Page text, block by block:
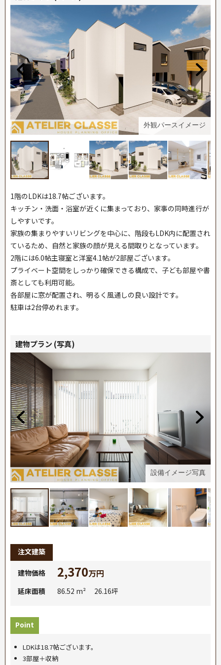
外観パースイメージ
1階のLDKは18.7帖ございます。
キッチン・洗面・浴室が近くに集まっており、家事の同時進行が
しやすいです。
家族の集まりやすいリビングを中心に、階段もLDK内に配置され
ているため、自然と家族の顔が見える間取りとなっています。
2階には6.0帖主寝室と洋室4.1帖が2部屋ございます。
プライベート空間をしっかり確保できる構成で、子ども部屋や書
斎としても利用可能。
各部屋に窓が配置され、明るく風通しの良い設計です。
駐車は2台停めれます。
建物プラン (写真)
設備イメージ写真
注文建築
建物価格 2,370万円
延床面積 86.52 m² 26.16坪
Point
LDKは18.7帖ございます。
3部屋＋収納